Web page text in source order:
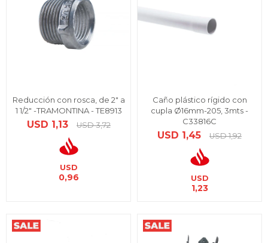
Reducción con rosca, de 2" a
1 1/2" -TRAMONTINA - TE8913
USD 1,13 USD 3,72
USD
0,96
Caño plástico rígido con
cupla Ø16mm-205, 3mts -
C33816C
USD 1,45 USD 1,92
USD
1,23